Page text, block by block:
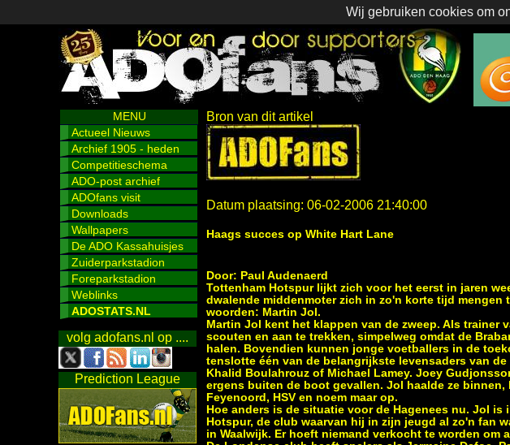
Wij gebruiken cookies om
MENU
Actueel Nieuws
Archief 1905 - heden
Competitieschema
ADO-post archief
ADOfans visit
Downloads
Wallpapers
De ADO Kassahuisjes
Zuiderparkstadion
Foreparkstadion
Weblinks
ADOSTATS.NL
volg adofans.nl op ....
Prediction League
Bron van dit artikel
Datum plaatsing: 06-02-2006 21:40:00
Haags succes op White Hart Lane
Door: Paul Audenaerd
Tottenham Hotspur lijkt zich voor het eerst in jaren
dwalende middenmoter zich in zo'n korte tijd
woorden: Martin Jol.
Martin Jol kent het klappen van de zweep. Als trainer
scouten en aan te trekken, simpelweg omdat de
halen. Bovendien kunnen jonge voetballers in de
tenslotte één van de belangrijkste levensaders van
Khalid Boulahrouz of Michael Lamey. Joey
ergens buiten de boot gevallen. Jol haalde ze binnen,
Feyenoord, HSV en noem maar op.
Hoe anders is de situatie voor de Hagenees nu. Jol
Hotspur, de club waarvan hij in zijn jeugd al zo'n fan
in Waalwijk. Er hoeft niemand verkocht te worden